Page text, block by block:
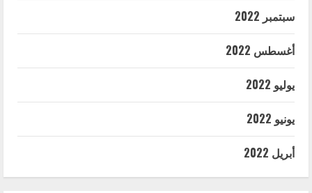
سبتمبر 2022
أغسطس 2022
يوليو 2022
يونيو 2022
أبريل 2022